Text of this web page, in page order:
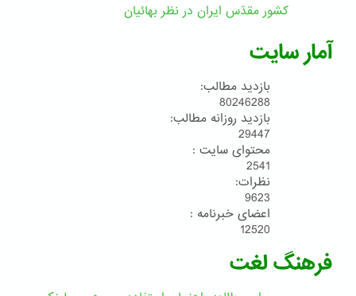
کشور مقدّس ایران در نظر بهائیان
آمار سایت
بازدید مطالب:
80246288
بازدید روزانه مطالب:
29447
محتوای سایت :
2541
نظرات:
9623
اعضای خبرنامه :
12520
فرهنگ لغت